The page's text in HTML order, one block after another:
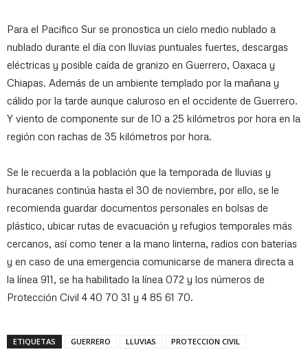
Para el Pacifico Sur se pronostica un cielo medio nublado a
nublado durante el día con lluvias puntuales fuertes, descargas
eléctricas y posible caída de granizo en Guerrero, Oaxaca y
Chiapas. Además de un ambiente templado por la mañana y
cálido por la tarde aunque caluroso en el occidente de Guerrero.
Y viento de componente sur de 10 a 25 kilómetros por hora en la
región con rachas de 35 kilómetros por hora.
Se le recuerda a la población que la temporada de lluvias y
huracanes continúa hasta el 30 de noviembre, por ello, se le
recomienda guardar documentos personales en bolsas de
plástico, ubicar rutas de evacuación y refugios temporales más
cercanos, así como tener a la mano linterna, radios con baterías
y en caso de una emergencia comunicarse de manera directa a
la línea 911, se ha habilitado la línea 072 y los números de
Protección Civil 4 40 70 31 y 4 85 61 70.
ETIQUETAS GUERRERO LLUVIAS PROTECCION CIVIL